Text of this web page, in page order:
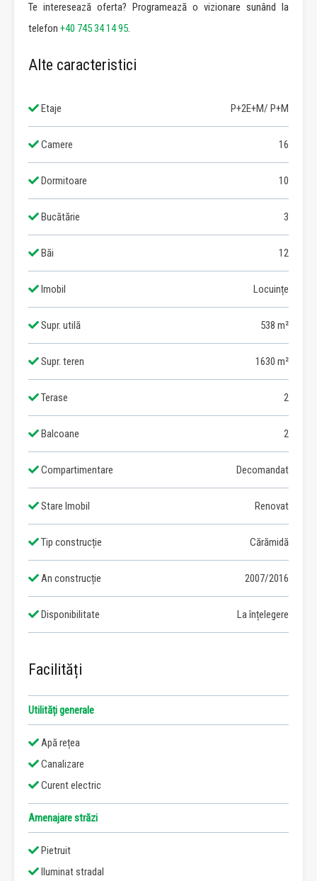
Te interesează oferta? Programează o vizionare sunând la
telefon +40 745 34 14 95.
Alte caracteristici
Etaje P+2E+M/ P+M
Camere 16
Dormitoare 10
Bucătărie 3
Băi 12
Imobil Locuințe
Supr. utilă 538 m²
Supr. teren 1630 m²
Terase 2
Balcoane 2
Compartimentare Decomandat
Stare Imobil Renovat
Tip construcție Cărămidă
An construcție 2007/2016
Disponibilitate La înțelegere
Facilități
Utilități generale
Apă rețea
Canalizare
Curent electric
Amenajare străzi
Pietruit
Iluminat stradal